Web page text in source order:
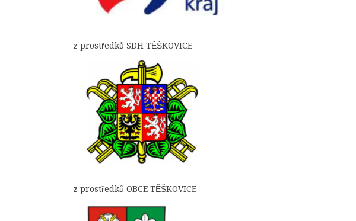
z prostředků SDH TĚŠKOVICE
z prostředků OBCE TĚŠKOVICE